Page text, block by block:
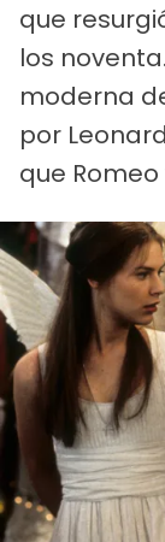
que
los
moderna
por
que